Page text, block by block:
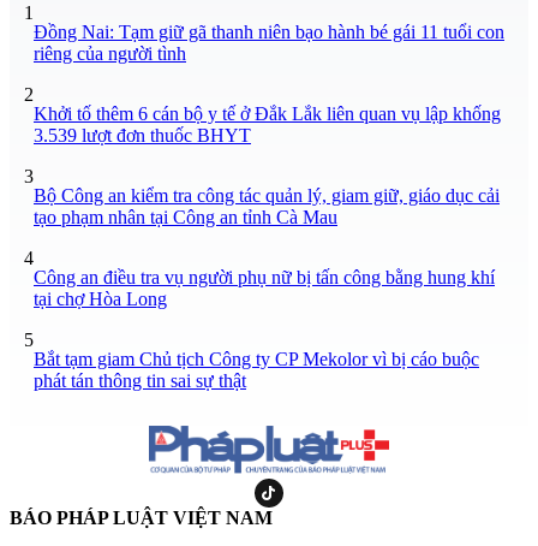
1
Đồng Nai: Tạm giữ gã thanh niên bạo hành bé gái 11 tuổi con
riêng của người tình
2
Khởi tố thêm 6 cán bộ y tế ở Đắk Lắk liên quan vụ lập khống
3.539 lượt đơn thuốc BHYT
3
Bộ Công an kiểm tra công tác quản lý, giam giữ, giáo dục cải
tạo phạm nhân tại Công an tỉnh Cà Mau
4
Công an điều tra vụ người phụ nữ bị tấn công bằng hung khí
tại chợ Hòa Long
5
Bắt tạm giam Chủ tịch Công ty CP Mekolor vì bị cáo buộc
phát tán thông tin sai sự thật
BÁO PHÁP LUẬT VIỆT NAM